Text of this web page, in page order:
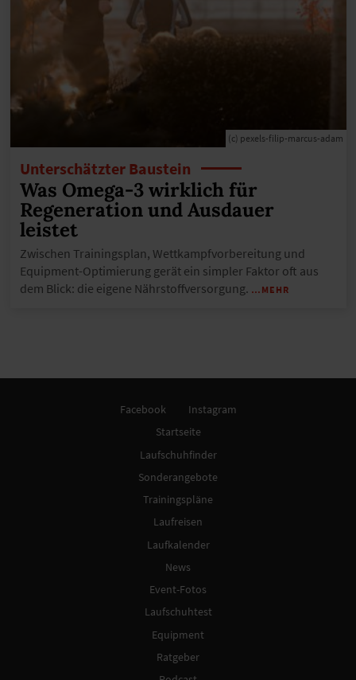
(c) pexels-filip-marcus-adam
Unterschätzter Baustein
Was Omega-3 wirklich für
Regeneration und Ausdauer
leistet
Zwischen Trainingsplan, Wettkampfvorbereitung und
Equipment-Optimierung gerät ein simpler Faktor oft aus
dem Blick: die eigene Nährstoffversorgung. …MEHR
Facebook
Instagram
Startseite
Laufschuhfinder
Sonderangebote
Trainingspläne
Laufreisen
Laufkalender
News
Event-Fotos
Laufschuhtest
Equipment
Ratgeber